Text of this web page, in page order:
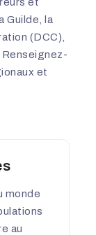
Guilde, la
(DCC),
Renseignez-
et
monde
au